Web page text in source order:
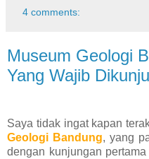
4 comments:
Museum Geologi
Yang Wajib
Saya tidak ingat kapan
Geologi Bandung, yang
dengan kunjungan